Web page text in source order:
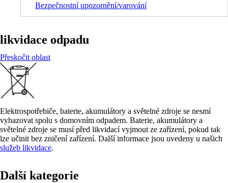
Bezpečnostní upozornění/varování
likvidace odpadu
Přeskočit oblast
Elektrospotřebiče, baterie, akumulátory a světelné zdroje se nesmí
vyhazovat spolu s domovním odpadem. Baterie, akumulátory a
světelné zdroje se musí před likvidací vyjmout ze zařízení, pokud tak
lze učinit bez zničení zařízení. Další informace jsou uvedeny u našich
služeb likvidace.
Další kategorie